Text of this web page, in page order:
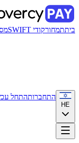
ביתתמחורקודי SWIFT
HE
התחברותהתחל